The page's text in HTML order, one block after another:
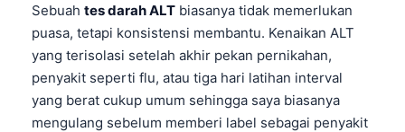
Sebuah tes darah ALT biasanya tidak memerlukan
puasa, tetapi konsistensi membantu. Kenaikan ALT
yang terisolasi setelah akhir pekan pernikahan,
penyakit seperti flu, atau tiga hari latihan interval
yang berat cukup umum sehingga saya biasanya
mengulang sebelum memberi label sebagai penyakit